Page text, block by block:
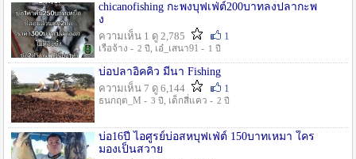
chicanofishing กะพงบุฟเฟ่ต์200บาทลงปลากะพ
ง
ความเห็น 1 ดู 2,785
1
เรือจ้าง - 2 ปี , เอ๋_เสนา91 - 1 ปี
บ่อปลาอิคคิว มีนา Fishing
ความเห็น 7 ดู 6,144
1
ธนกฤต_M - 3 ปี , เด็กสี่แคว - 2 ปี
บ่อ16ปี ไอศูรย์บ่อสหบุฟเฟ่ต์ 150บาทเหมา ใคร
มองเป็นสวาย